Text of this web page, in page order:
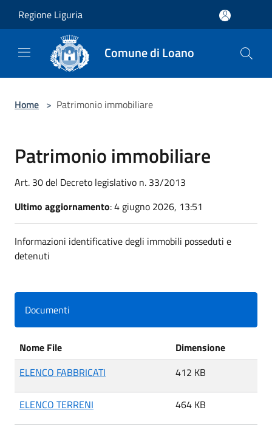
Regione Liguria
Comune di Loano
Home > Patrimonio immobiliare
Patrimonio immobiliare
Art. 30 del Decreto legislativo n. 33/2013
Ultimo aggiornamento: 4 giugno 2026, 13:51
Informazioni identificative degli immobili posseduti e
detenuti
Documenti
Nome File
Dimensione
ELENCO FABBRICATI
412 KB
ELENCO TERRENI 464 KB